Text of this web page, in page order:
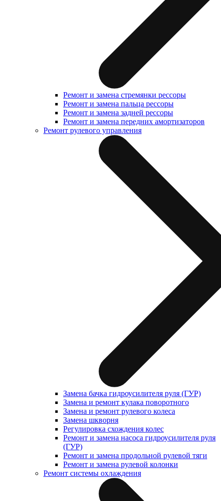
Ремонт и замена стремянки рессоры
Ремонт и замена пальца рессоры
Ремонт и замена задней рессоры
Ремонт и замена передних амортизаторов
Ремонт рулевого управления
Замена бачка гидроусилителя руля (ГУР)
Замена и ремонт кулака поворотного
Замена и ремонт рулевого колеса
Замена шкворня
Регулировка схождения колес
Ремонт и замена насоса гидроусилителя руля
(ГУР)
Ремонт и замена продольной рулевой тяги
Ремонт и замена рулевой колонки
Ремонт системы охлаждения